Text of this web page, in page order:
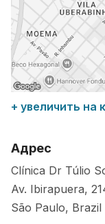
+ увеличить на
Адрес
Clínica Dr Túlio
Av. Ibirapuera,
São Paulo, Brazil